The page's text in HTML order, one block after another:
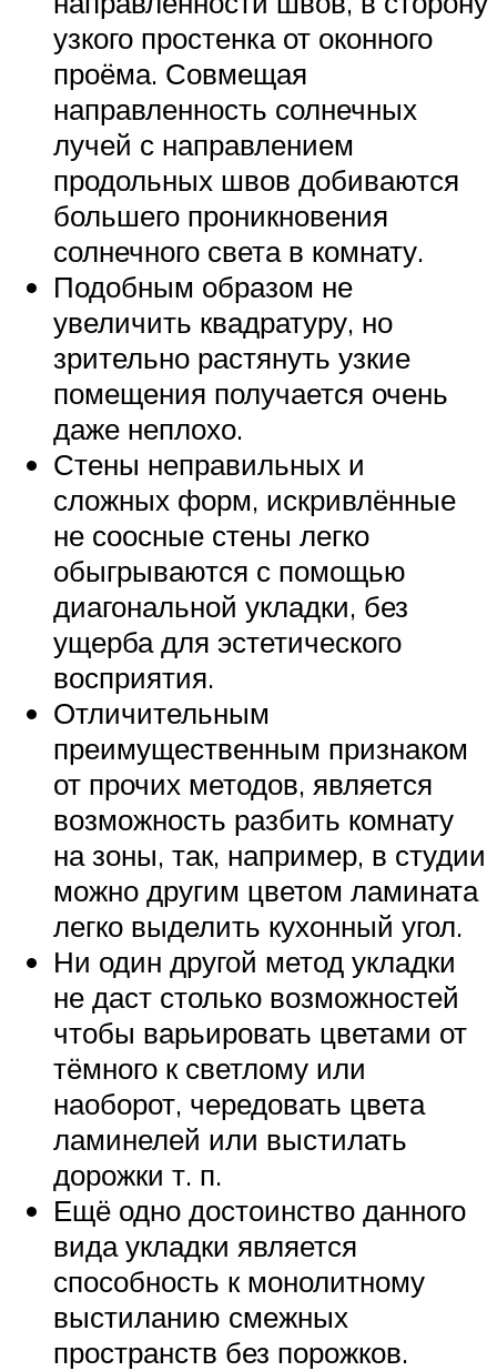
узкого простенка от оконного
проёма. Совмещая
направленность солнечных
лучей с направлением
продольных швов добиваются
большего проникновения
солнечного света в комнату.
Подобным образом не
увеличить квадратуру, но
зрительно растянуть узкие
помещения получается очень
даже неплохо.
Стены неправильных и
сложных форм, искривлённые
не соосные стены легко
обыгрываются с помощью
диагональной укладки, без
ущерба для эстетического
восприятия.
Отличительным
преимущественным признаком
от прочих методов, является
возможность разбить комнату
на зоны, так, например, в студии
можно другим цветом ламината
легко выделить кухонный угол.
Ни один другой метод укладки
не даст столько возможностей
чтобы варьировать цветами от
тёмного к светлому или
наоборот, чередовать цвета
ламинелей или выстилать
дорожки т. п.
Ещё одно достоинство данного
вида укладки является
способность к монолитному
выстиланию смежных
пространств без порожков.